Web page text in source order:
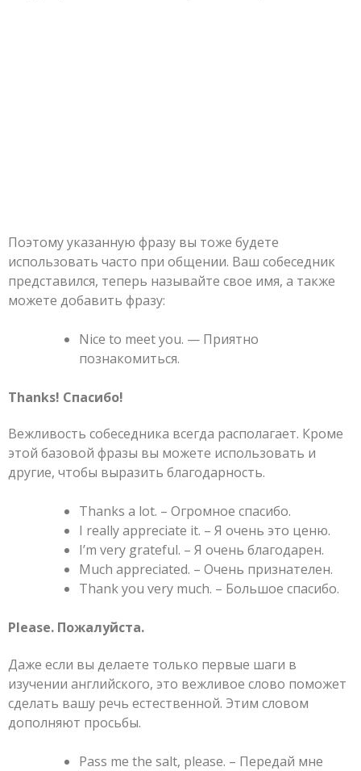
Поэтому указанную фразу вы тоже будете
использовать часто при общении. Ваш собеседник
представился, теперь называйте свое имя, а также
можете добавить фразу:
Nice to meet you. — Приятно
познакомиться.
Thanks! Спасибо!
Вежливость собеседника всегда располагает. Кроме
этой базовой фразы вы можете использовать и
другие, чтобы выразить благодарность.
Thanks a lot. – Огромное спасибо.
I really appreciate it. – Я очень это ценю.
I’m very grateful. – Я очень благодарен.
Much appreciated. – Очень признателен.
Thank you very much. – Большое спасибо.
Please. Пожалуйста.
Даже если вы делаете только первые шаги в
изучении английского, это вежливое слово поможет
сделать вашу речь естественной. Этим словом
дополняют просьбы.
Pass me the salt, please. – Передай мне